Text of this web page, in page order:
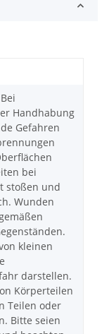
Handhabung
Gefahren
bei
stoßen und
Wunden
kleinen
darstellen.
Körperteilen
Teilen oder
Bitte seien